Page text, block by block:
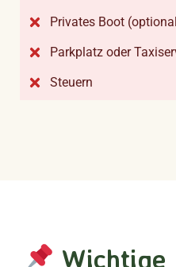
Privates Boot
Parkplatz oder
Steuern
Wichtige